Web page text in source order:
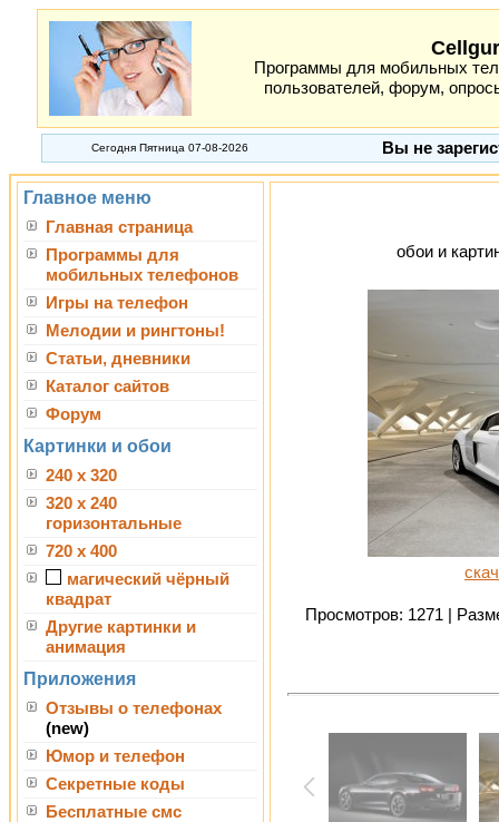
Программы для мобильных
пользователей, форум,
Сегодня Пятница 07-08-2026 Вы не
Главное меню
Главная страница
Программы для
мобильных телефонов
Игры на телефон
Мелодии и рингтоны!
Статьи, дневники
Каталог сайтов
Форум
Картинки и обои
240 x 320
320 x 240
горизонтальные
720 x 400
магический чёрный
квадрат
Другие картинки и
анимация
Приложения
Отзывы о телефонах
(new)
Юмор и телефон
Секретные коды
Бесплатные смс
обои и
Просмотров: 1271 |